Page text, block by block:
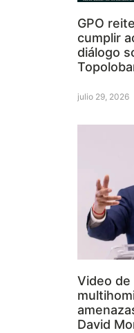
GPO
cumplir
diálogo
julio 29, 2026
Video de
David